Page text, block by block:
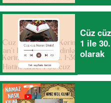
Cüz
1 ile
olarak